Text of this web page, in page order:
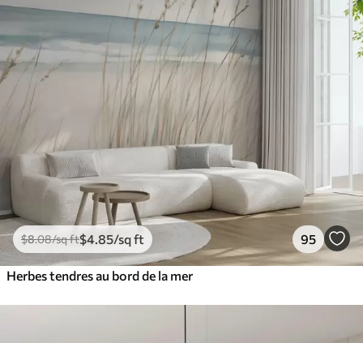
$8.08/sq ft$4 .85/sq ft 95
Herbes tendres au bord de la mer